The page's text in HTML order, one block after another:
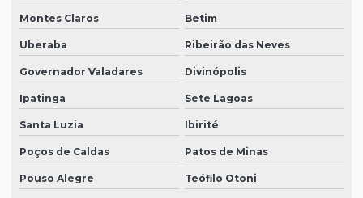
Montes Claros Betim
Uberaba Ribeirão das Neves
Governador Valadares Divinópolis
Ipatinga Sete Lagoas
Santa Luzia Ibirité
Poços de Caldas Patos de Minas
Pouso Alegre Teófilo Otoni